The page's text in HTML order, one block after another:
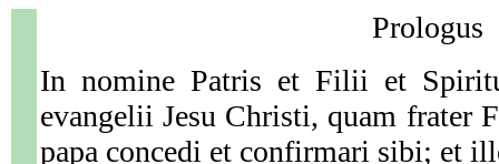
Prologus
In nomine Patris et Filii et
evangelii Jesu Christi, quam frater
papa concedi et confirmari sibi; et